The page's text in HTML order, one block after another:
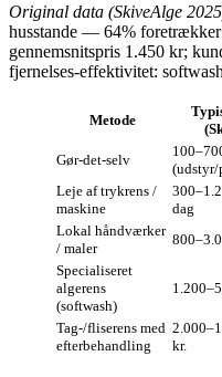
Original data (SkiveAlge
husstande — 64%
gennemsnitspris 1.450 kr;
fjernelses‑effektivitet:
Metode
Gør‑det‑selv
Leje af trykrens /
maskine
dag
Lokal håndværker
/ maler
Specialiseret
algerens
(softwash)
Tag-/fliserens med
efterbehandling
kr.